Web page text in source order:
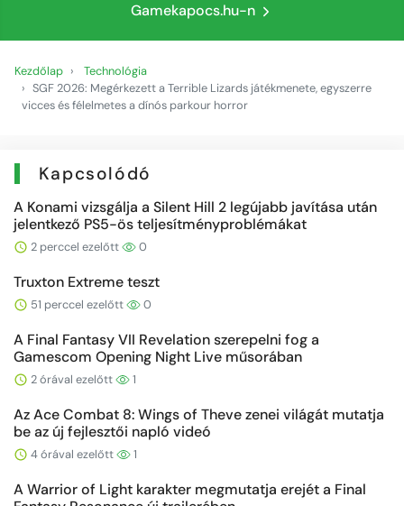
Gamekapocs.hu-n
Kezdőlap
Technológia
SGF 2026: Megérkezett a Terrible Lizards játékmenete, egyszerre
vicces és félelmetes a dínós parkour horror
Kapcsolódó
A Konami vizsgálja a Silent Hill 2 legújabb javítása után
jelentkező PS5-ös teljesítményproblémákat
2 perccel ezelőtt 0
Truxton Extreme teszt
51 perccel ezelőtt 0
A Final Fantasy VII Revelation szerepelni fog a
Gamescom Opening Night Live műsorában
2 órával ezelőtt 1
Az Ace Combat 8: Wings of Theve zenei világát mutatja
be az új fejlesztői napló videó
4 órával ezelőtt 1
A Warrior of Light karakter megmutatja erejét a Final